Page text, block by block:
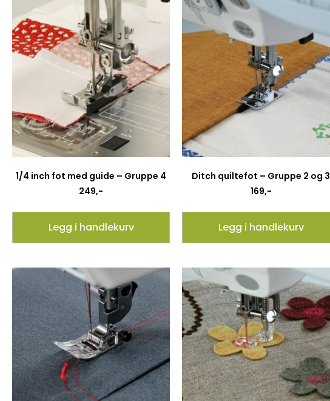
1/4 inch fot med guide – Gruppe 4
249,-
Legg i handlekurv
Ditch quiltefot – Gruppe 2 og 3
169,-
Legg i handlekurv